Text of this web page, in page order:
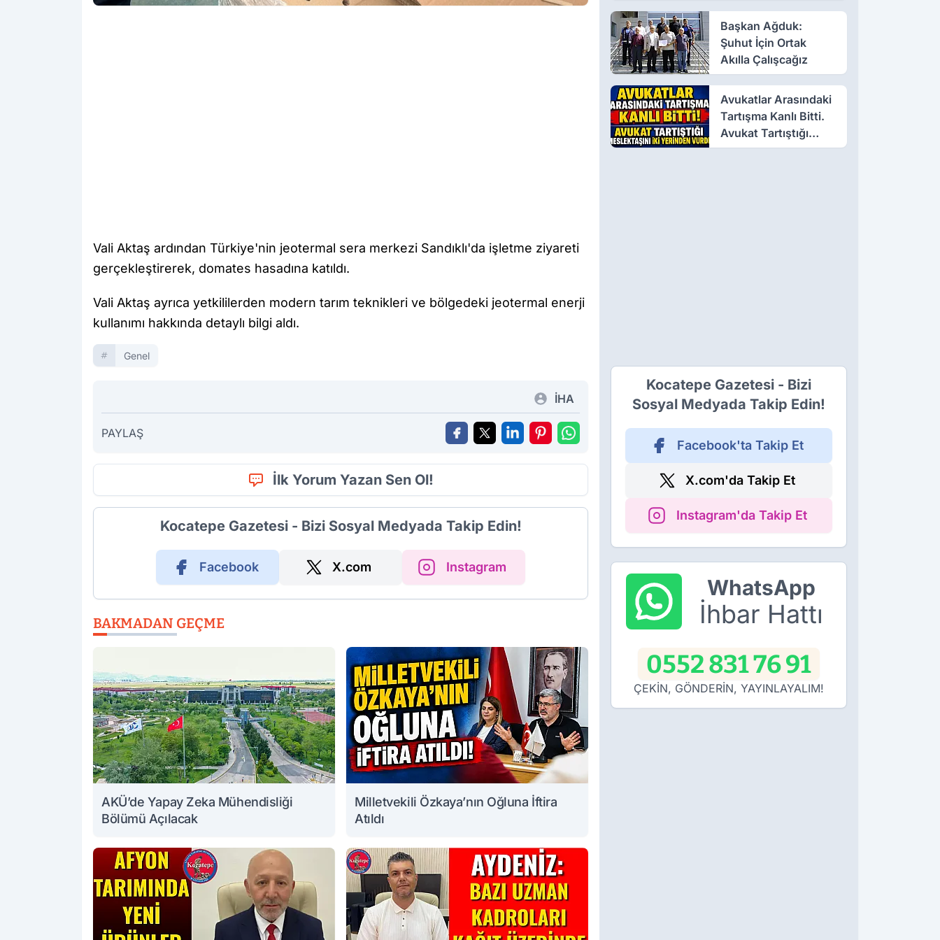
Vali Aktaş ardından Türkiye'nin jeotermal sera merkezi Sandıklı'da işletme ziyareti
gerçekleştirerek, domates hasadına katıldı.
Vali Aktaş ayrıca yetkililerden modern tarım teknikleri ve bölgedeki jeotermal enerji
kullanımı hakkında detaylı bilgi aldı.
Genel
İHA
PAYLAŞ
İlk Yorum Yazan Sen Ol!
Kocatepe Gazetesi - Bizi Sosyal Medyada Takip Edin!
Facebook X.com Instagram
BAKMADAN GEÇME
AKÜ’de Yapay Zeka Mühendisliği
Bölümü Açılacak
Milletvekili Özkaya’nın Oğluna İftira
Atıldı
Başkan Ağduk:
Şuhut İçin Ortak
Akılla Çalışcağız
Avukatlar Arasındaki
Tartışma Kanlı Bitti.
Avukat Tartıştığı
Meslektaşını İki
Kocatepe Gazetesi - Bizi
Sosyal Medyada Takip Edin!
Facebook'ta Takip Et
X.com'da Takip Et
Instagram'da Takip Et
WhatsApp
İhbar Hattı
0552 831 76 91
ÇEKİN, GÖNDERİN, YAYINLAYALIM!